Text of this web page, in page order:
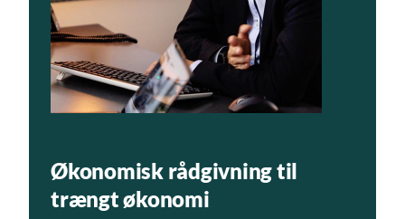
Økonomisk rådgivning til
trængt økonomi